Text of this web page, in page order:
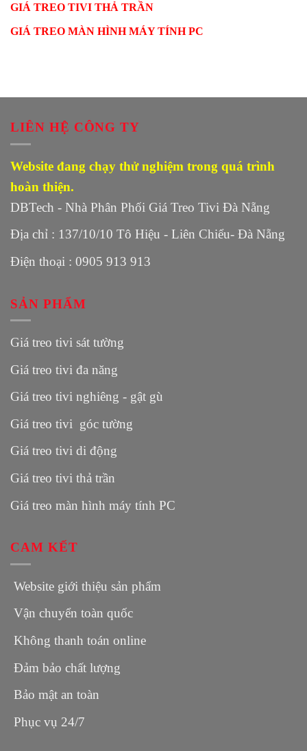
GIÁ TREO TIVI THẢ TRẦN
GIÁ TREO MÀN HÌNH MÁY TÍNH PC
LIÊN HỆ CÔNG TY
Website đang chạy thử nghiệm trong quá trình
hoàn thiện.
DBTech - Nhà Phân Phối Giá Treo Tivi Đà Nẵng
Địa chỉ : 137/10/10 Tô Hiệu - Liên Chiểu- Đà Nẵng
Điện thoại : 0905 913 913
SẢN PHẨM
Giá treo tivi sát tường
Giá treo tivi đa năng
Giá treo tivi nghiêng - gật gù
Giá treo tivi góc tường
Giá treo tivi di động
Giá treo tivi thả trần
Giá treo màn hình máy tính PC
CAM KẾT
Website giới thiệu sản phẩm
Vận chuyển toàn quốc
Không thanh toán online
Đảm bảo chất lượng
Bảo mật an toàn
Phục vụ 24/7